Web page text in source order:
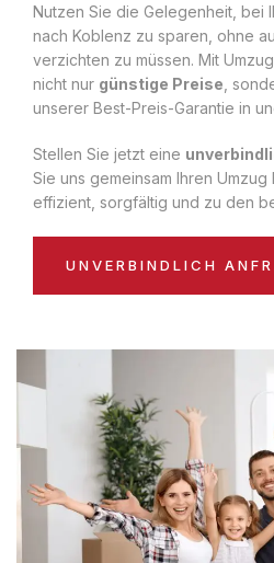
Nutzen Sie die Gelegenheit, bei
nach Koblenz zu sparen, ohne
verzichten zu müssen. Mit
nicht nur günstige Preise ,
unserer Best-Preis-Garantie in
Stellen Sie jetzt eine
Sie uns gemeinsam Ihren
effizient, sorgfältig und zu den
UNVERBINDLICH